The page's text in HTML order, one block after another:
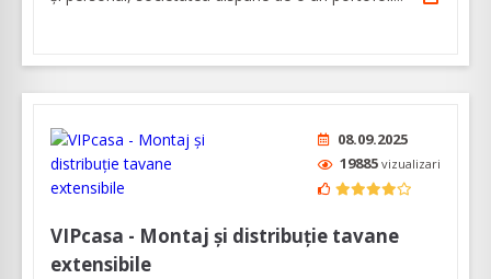
08.09.2025
19885 vizualizari
VIPcasa - Montaj și distribuție tavane
extensibile